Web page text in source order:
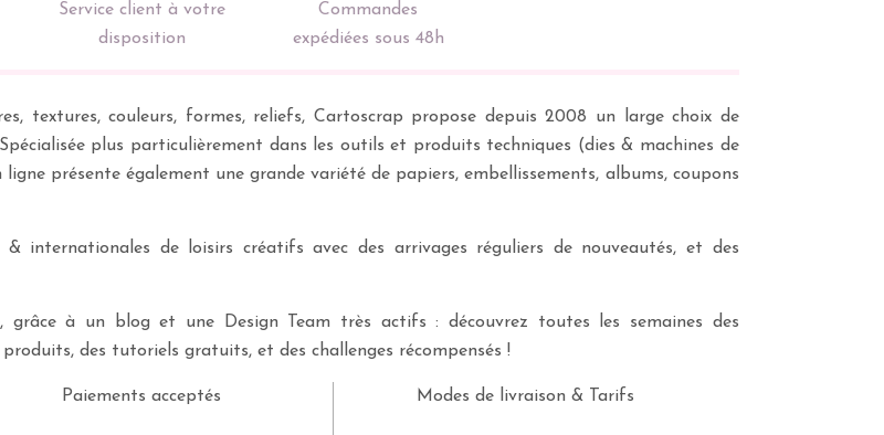
Service client à votre
disposition
Commandes
expédiées sous 48h
textures, couleurs, formes, reliefs, Cartoscrap propose depuis 2008 un large choix de
plus particulièrement dans les outils et produits techniques (dies & machines de
présente également une grande variété de papiers, embellissements, albums, coupons
internationales de loisirs créatifs avec des arrivages réguliers de nouveautés, et des
grâce à un blog et une Design Team très actifs : découvrez toutes les semaines des
des tutoriels gratuits, et des challenges récompensés !
Paiements acceptés Modes de livraison & Tarifs